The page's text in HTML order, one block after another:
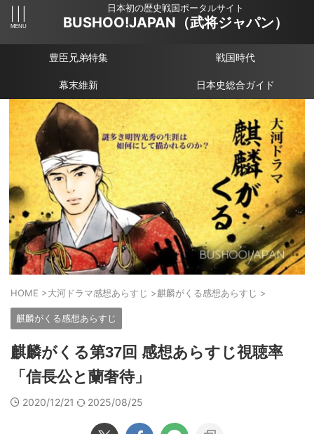
日本初の歴史戦国ポータルサイト
BUSHOO!JAPAN（武将ジャパン）
豊臣兄弟特集 戦国時代
幕末維新 日本史総合ガイド
HOME >大河ドラマ感想あらすじ >麒麟がくる感想あらすじ >
麒麟がくる感想あらすじ
麒麟がくる第37回 感想あらすじ視聴率
「信長公と蘭奢待」
2020/12/21 2025/08/25